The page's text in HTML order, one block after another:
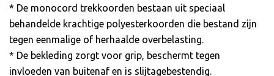
* De monocord trekkoorden bestaan uit speciaal
behandelde krachtige polyesterkoorden die bestand zijn
tegen eenmalige of herhaalde overbelasting.
* De bekleding zorgt voor grip, beschermt tegen
invloeden van buitenaf en is slijtagebestendig.